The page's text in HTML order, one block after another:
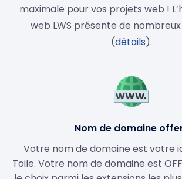
maximale pour vos projets web !
web LWS présente de
(détails).
Nom de domaine
Votre nom de domaine est votre
Toile. Votre nom de domaine est